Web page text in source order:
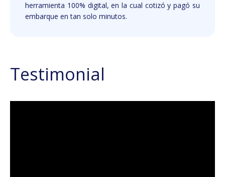
herramienta 100% digital, en la cual cotizó y pagó su
embarque en tan solo minutos.
Testimonial